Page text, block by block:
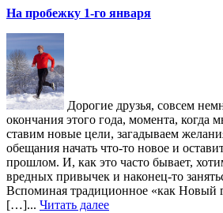
На пробежку 1-го января
Дорогие друзья, совсем
окончания этого года, момента, когда
ставим новые цели, загадываем
обещания начать что-то новое и
прошлом. И, как это часто бывает,
вредных привычек и наконец-то
Вспоминая традиционное «как Новый
[…]... Читать далее